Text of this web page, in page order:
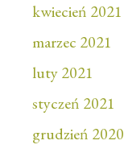
kwiecień 2021
marzec 2021
luty 2021
styczeń 2021
grudzień 2020